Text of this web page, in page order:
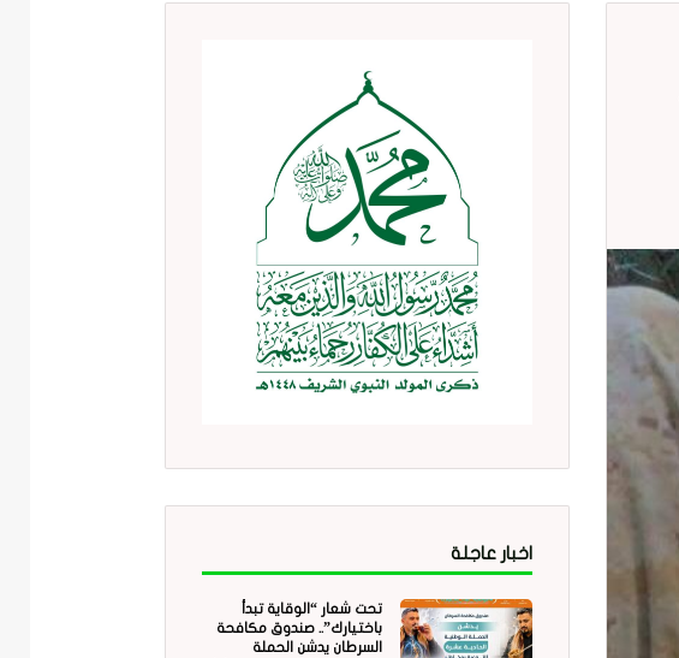
اخبار عاجلة
تحت شعار “الوقاية تبدأ
باختيارك”.. صندوق مكافحة
السرطان يدشن الحملة